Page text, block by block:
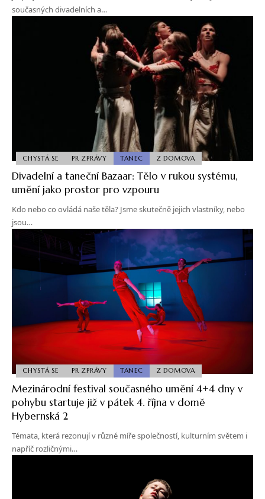
současných divadelních a…
CHYSTÁ SE PR ZPRÁVY TANEC Z DOMOVA
Divadelní a taneční Bazaar: Tělo v rukou systému,
umění jako prostor pro vzpouru
Kdo nebo co ovládá naše těla? Jsme skutečně jejich vlastníky, nebo
jsou…
CHYSTÁ SE PR ZPRÁVY TANEC Z DOMOVA
Mezinárodní festival současného umění 4+4 dny v
pohybu startuje již v pátek 4. října v domě
Hybernská 2
Témata, která rezonují v různé míře společností, kulturním světem i
napříč rozličnými…